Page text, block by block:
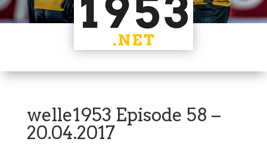
welle1953 Episode 58 –
20.04.2017